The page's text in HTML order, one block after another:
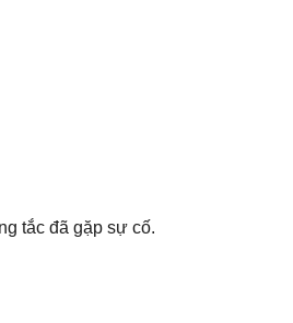
tắc đã gặp sự cố.